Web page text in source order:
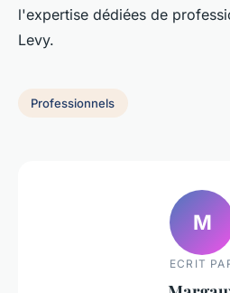
l'expertise dédiées de
Levy.
Professionnels
M
ECRIT